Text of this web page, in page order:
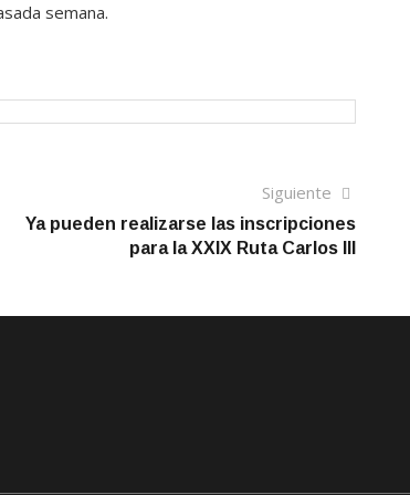
semana.
Siguiente
artículo
Ya pueden realizarse las inscripciones
para la XXIX Ruta Carlos III